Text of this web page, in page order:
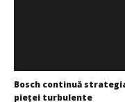
Bosch continuă
pieței turbulente